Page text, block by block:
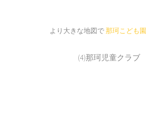
より大きな地図で那珂こども園
(4)那珂児童クラブ